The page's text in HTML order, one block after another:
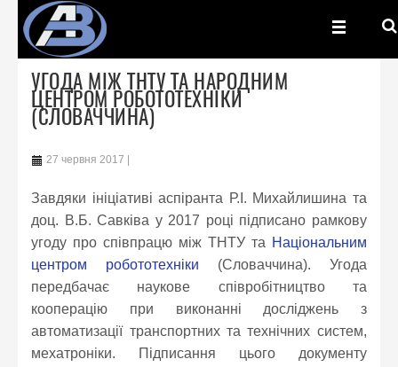
УГОДА МІЖ ТНТУ ТА НАРОДНИМ
ЦЕНТРОМ РОБОТОТЕХНІКИ
(СЛОВАЧЧИНА)
27 червня 2017
Завдяки ініціативі аспіранта Р.І. Михайлишина та
доц. В.Б. Савківа у 2017 році підписано рамкову
угоду про співпрацю між ТНТУ та Національним
центром робототехніки (Словаччина). Угода
передбачає наукове співробітництво та
кооперацію при виконанні досліджень з
автоматизації транспортних та технічних систем,
мехатроніки. Підписання цього документу